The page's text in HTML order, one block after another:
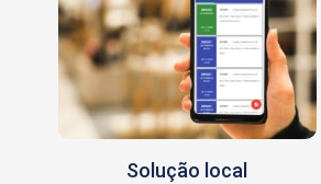
Solução local